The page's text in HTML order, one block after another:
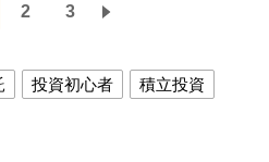
2 3
投資初心者
積立投資